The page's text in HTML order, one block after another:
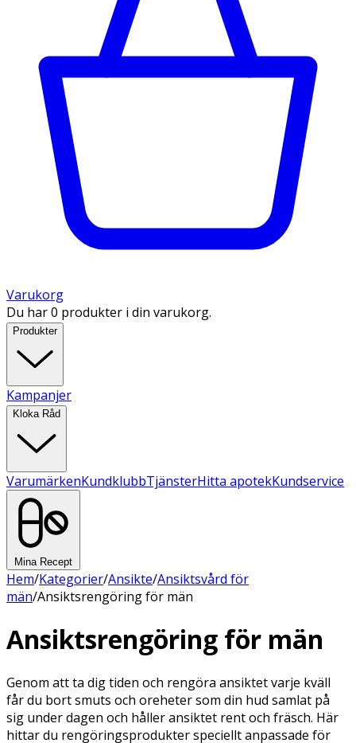
Varukorg
Du har 0 produkter i din varukorg.
Produkter
Kampanjer
Kloka Råd
VarumärkenKundklubbTjänsterHitta apotekKundservice
Mina Recept
Hem/Kategorier/Ansikte/Ansiktsvård för
män/Ansiktsrengöring för män
Ansiktsrengöring för män
Genom att ta dig tiden och rengöra ansiktet varje kväll
får du bort smuts och oreheter som din hud samlat på
sig under dagen och håller ansiktet rent och fräsch. Här
hittar du rengöringsprodukter speciellt anpassade för